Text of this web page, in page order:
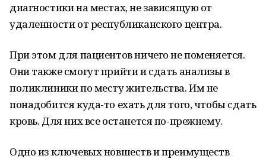
диагностики на местах, не зависящую от
удаленности от республиканского центра.
При этом для пациентов ничего не поменяется.
Они также смогут прийти и сдать анализы в
поликлиники по месту жительства. Им не
понадобится куда-то ехать для того, чтобы сдать
кровь. Для них все останется по-прежнему.
Одно из ключевых новшеств и преимуществ